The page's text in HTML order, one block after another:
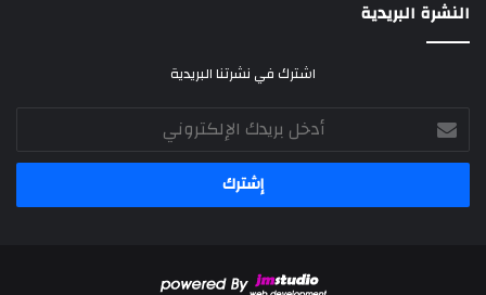
النشرة البريدية
اشترك في نشرتنا البريدية
أدخل
بريدك
الإلكتروني